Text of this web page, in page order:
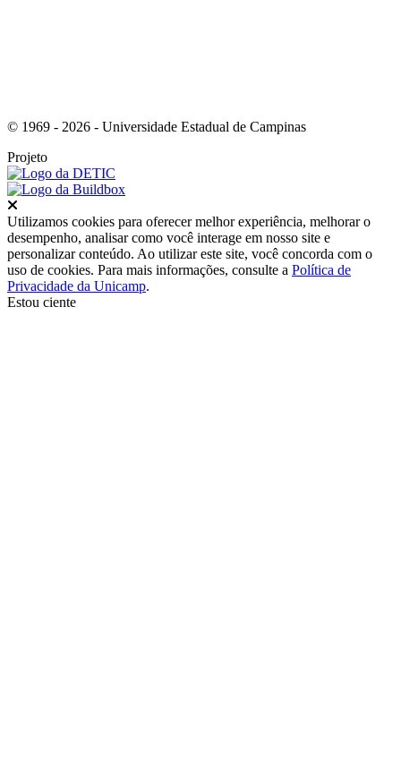
© 1969 - 2026 - Universidade Estadual de Campinas
Projeto
Utilizamos cookies para oferecer melhor experiência, melhorar o
desempenho, analisar como você interage em nosso site e
personalizar conteúdo. Ao utilizar este site, você concorda com o
uso de cookies. Para mais informações, consulte a Política de
Privacidade da Unicamp.
Estou ciente